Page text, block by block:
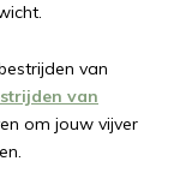
van
van
om jouw vijver